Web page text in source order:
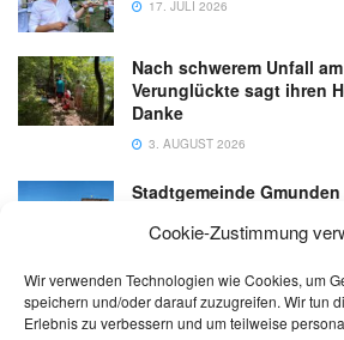
Cookie-Zustimmung
Wir verwenden Technologien wie Cookies, um
speichern und/oder darauf zuzugreifen. Wir tun
Erlebnis zu verbessern und um teilweise
17. JULI 2026
Nach schwerem Unfall
Verunglückte sagt ihren
Danke
3. AUGUST 2026
Stadtgemeinde
Gastronomiebetrieb an